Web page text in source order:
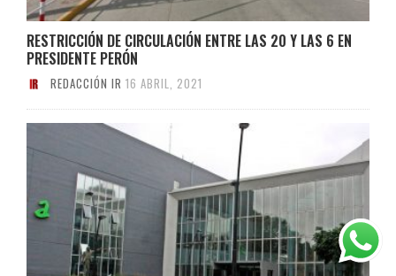
RESTRICCIÓN DE CIRCULACIÓN ENTRE LAS 20 Y LAS 6 EN
PRESIDENTE PERÓN
REDACCIÓN IR 16 ABRIL, 2021